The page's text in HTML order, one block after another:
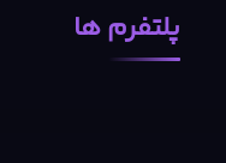
پلتفرم ها